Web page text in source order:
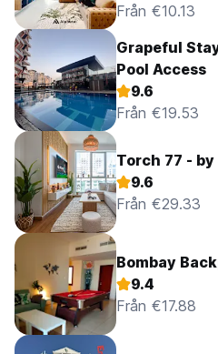
Från €10.13
Grapeful
Pool Access
9.6
Från €19.53
Torch 77 -
9.6
Från €29.33
Bombay
9.4
Från €17.88